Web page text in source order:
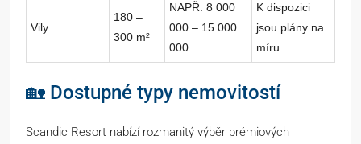
Vily
180 –
300 m²
NAPŘ. 8 000
000 – 15 000
000
K dispozici
jsou plány na
míru
🏡 Dostupné typy nemovitostí
Scandic Resort nabízí rozmanitý výběr prémiových